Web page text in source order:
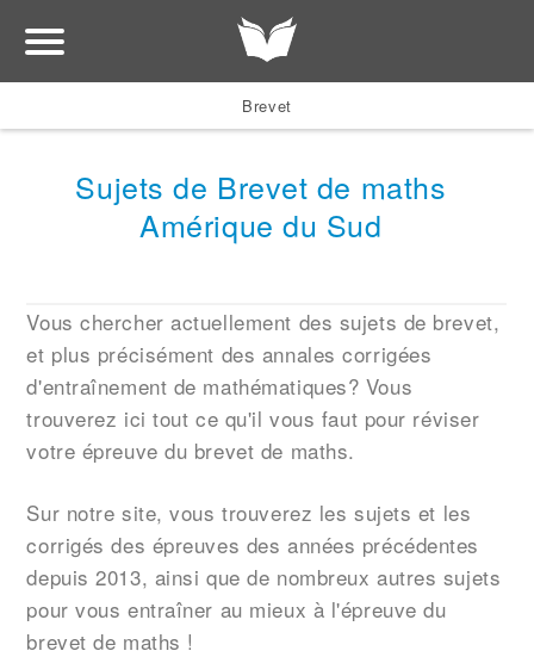
Brevet
Sujets de Brevet de maths
Amérique du Sud
Vous chercher actuellement des sujets de brevet,
et plus précisément des annales corrigées
d'entraînement de mathématiques? Vous
trouverez ici tout ce qu'il vous faut pour réviser
votre épreuve du brevet de maths.
Sur notre site, vous trouverez les sujets et les
corrigés des épreuves des années précédentes
depuis 2013, ainsi que de nombreux autres sujets
pour vous entraîner au mieux à l'épreuve du
brevet de maths !